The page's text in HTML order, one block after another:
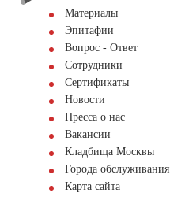
Материалы
Эпитафии
Вопрос - Ответ
Сотрудники
Сертификаты
Новости
Пресса о нас
Вакансии
Кладбища Москвы
Города обслуживания
Карта сайта